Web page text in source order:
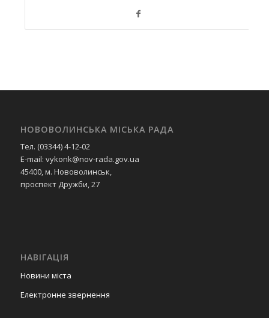
НОВОВОЛИНСЬКА МІСЬКА РАДА
Тел. (03344) 4-12-02
E-mail: vykonk@nov-rada.gov.ua
45400, м. Нововолинськ,
проспект Дружби, 27
НАВІГАЦІЯ
Новини міста
Електронне звернення